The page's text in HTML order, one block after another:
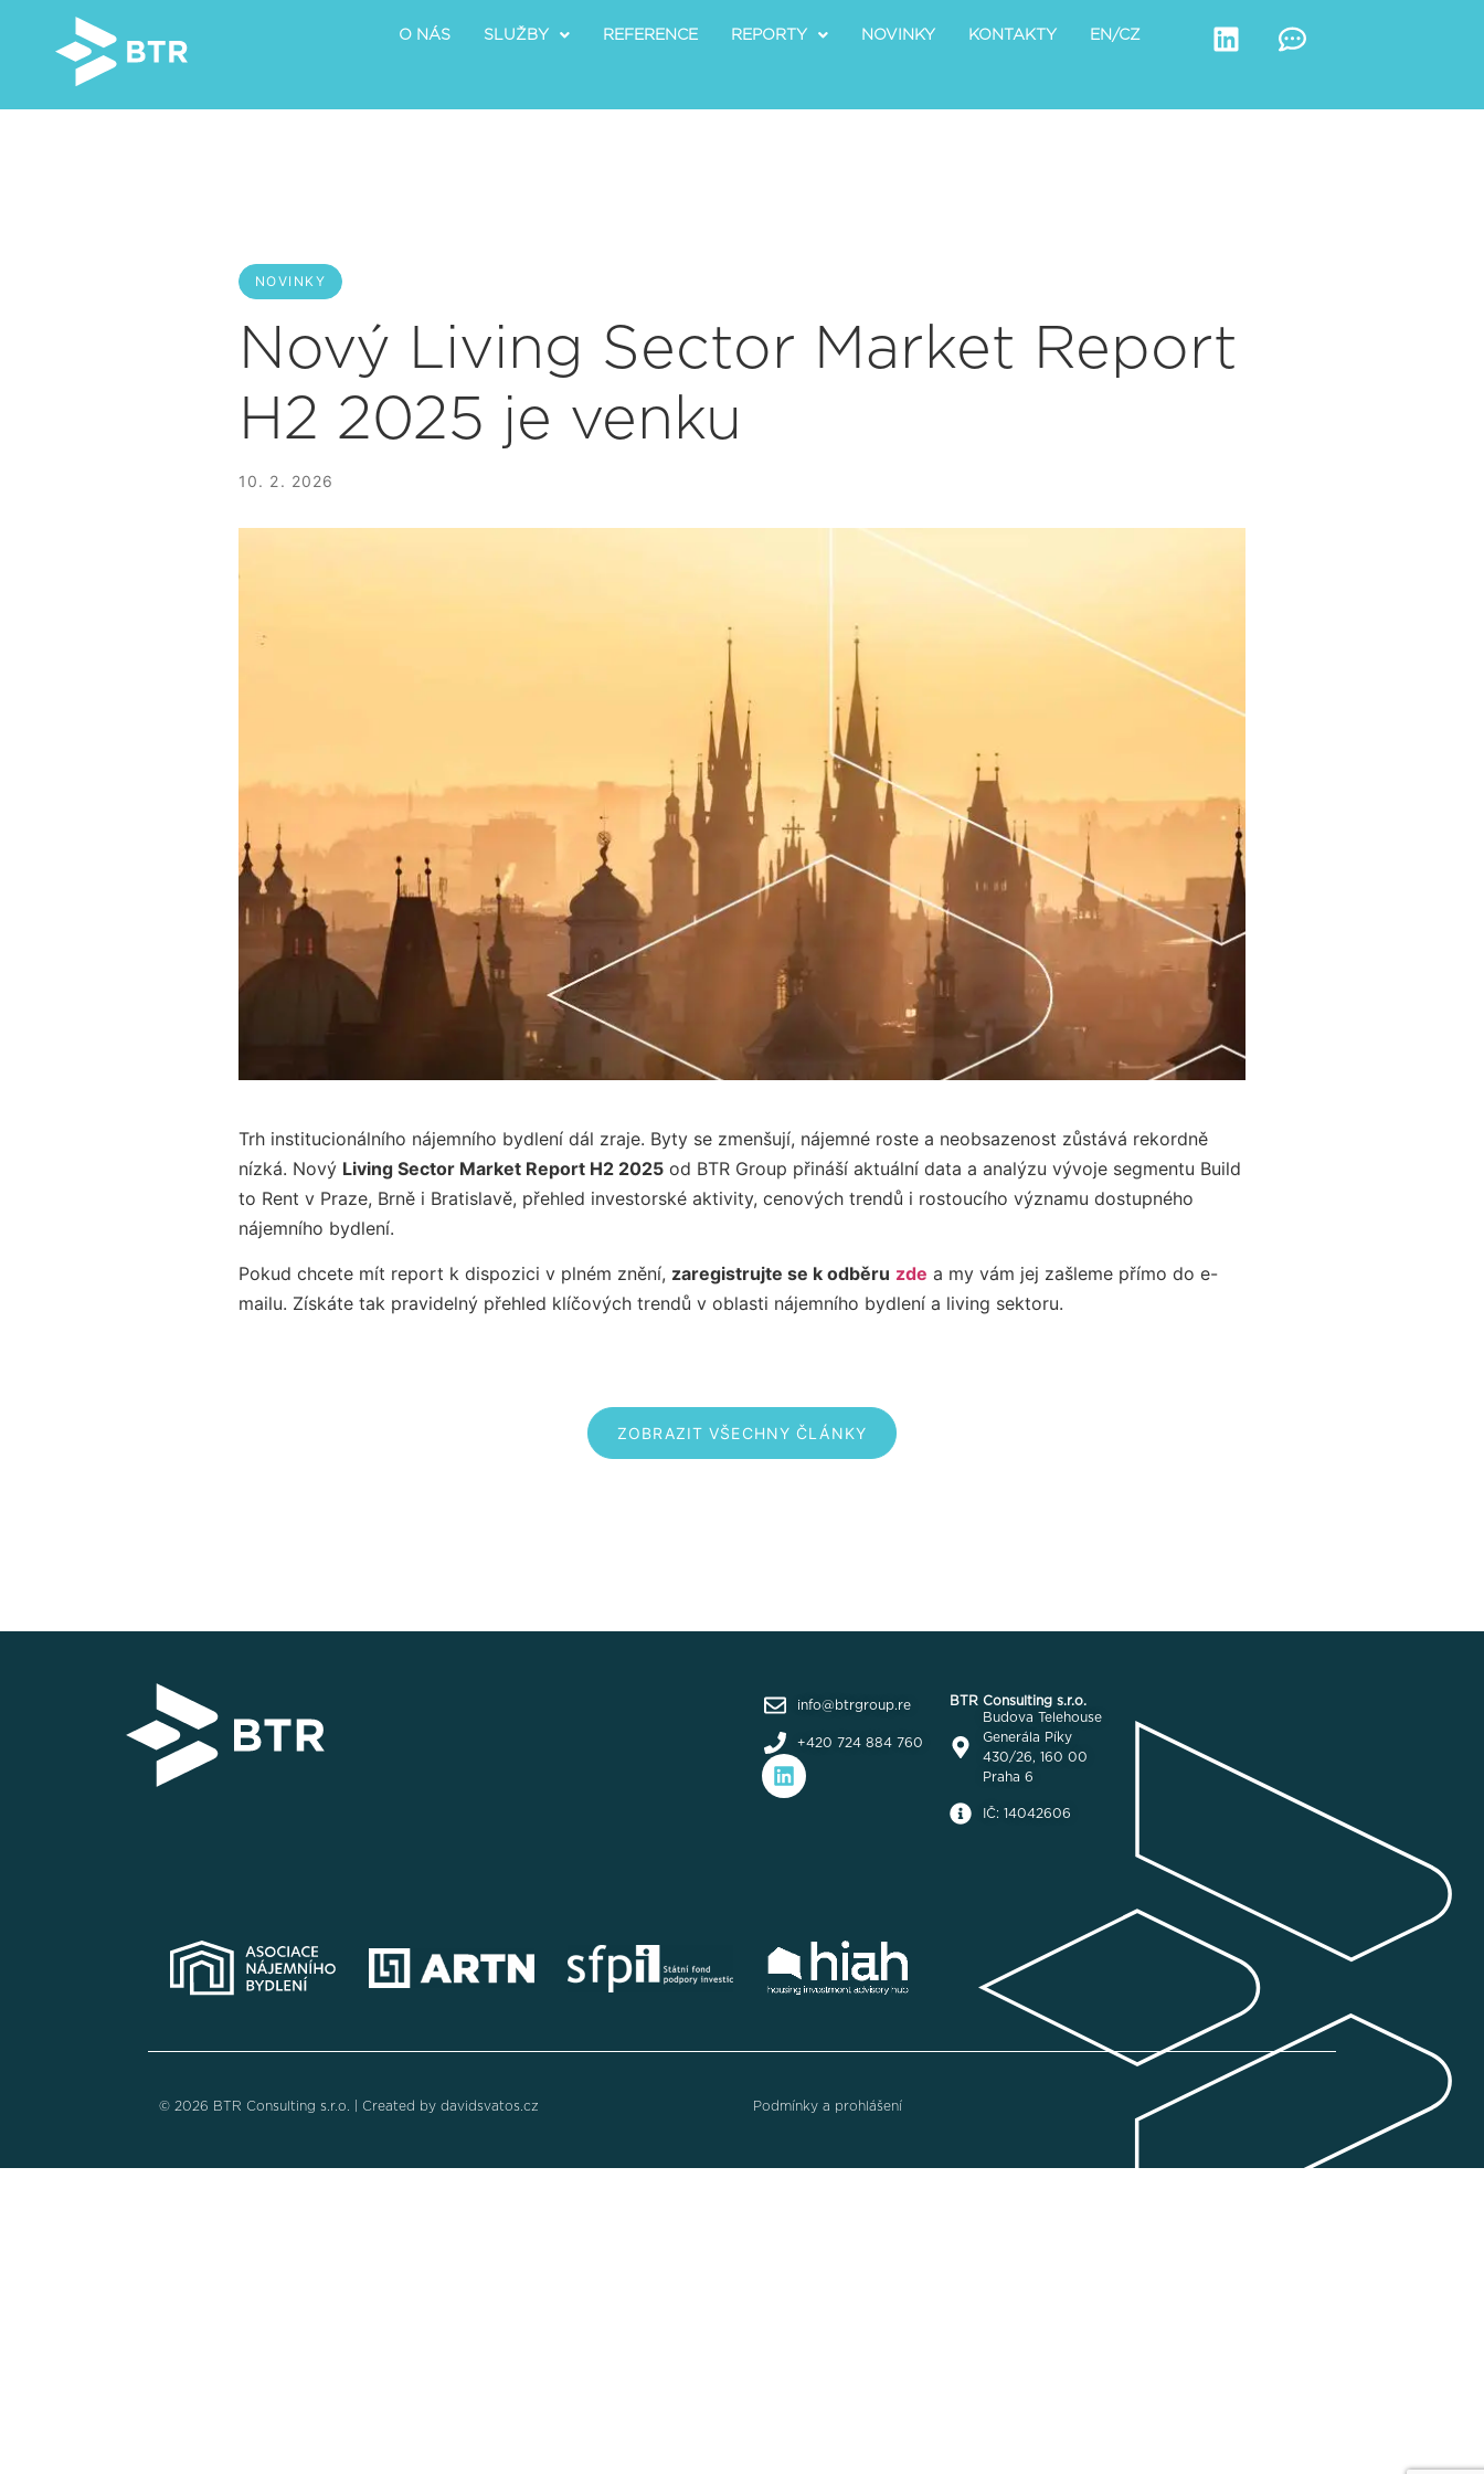
O NÁS SLUŽBY REFERENCE REPORTY NOVINKY KONTAKTY EN/CZ
NOVINKY
Nový Living Sector Market Report
H2 2025 je venku
10. 2. 2026
Trh institucionálního nájemního bydlení dál zraje. Byty se zmenšují, nájemné roste a neobsazenost zůstává rekordně
nízká. Nový Living Sector Market Report H2 2025 od BTR Group přináší aktuální data a analýzu vývoje segmentu Build
to Rent v Praze, Brně i Bratislavě, přehled investorské aktivity, cenových trendů i rostoucího významu dostupného
nájemního bydlení.
Pokud chcete mít report k dispozici v plném znění, zaregistrujte se k odběru zde a my vám jej zašleme přímo do e-
mailu. Získáte tak pravidelný přehled klíčových trendů v oblasti nájemního bydlení a living sektoru.
ZOBRAZIT VŠECHNY ČLÁNKY
info@btrgroup.re
+420 724 884 760
BTR Consulting s.r.o.
Budova Telehouse
Generála Píky
430/26, 160 00
Praha 6
IČ: 14042606
© 2026 BTR Consulting s.r.o. | Created by davidsvatos.cz Podmínky a prohlášení